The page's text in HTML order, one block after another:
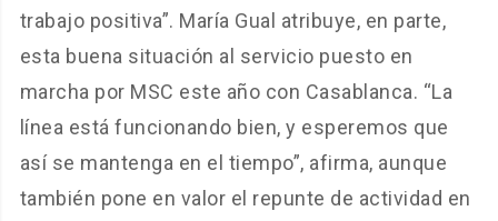
trabajo positiva”. María Gual atribuye, en parte,
esta buena situación al servicio puesto en
marcha por MSC este año con Casablanca. “La
línea está funcionando bien, y esperemos que
así se mantenga en el tiempo”, afirma, aunque
también pone en valor el repunte de actividad en